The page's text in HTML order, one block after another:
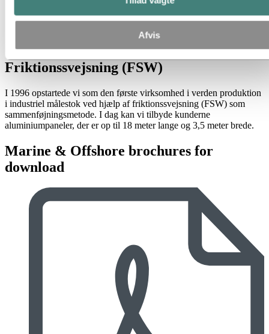
Afvis
Forenklet konstruktionsproces
Meget beskedne materialedeformationer ved anvendelse af
friktionssvejsning og dermed suveræne planhedstolerancer
Friktionssvejsning (FSW)
I 1996 opstartede vi som den første virksomhed i verden produktion
i industriel målestok ved hjælp af friktionssvejsning (FSW) som
sammenføjningsmetode. I dag kan vi tilbyde kunderne
aluminiumpaneler, der er op til 18 meter lange og 3,5 meter brede.
Marine & Offshore brochures for
download